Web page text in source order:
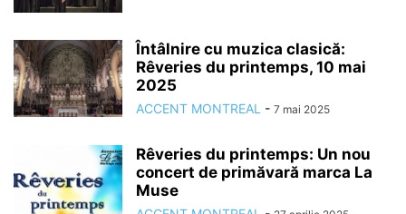
Întâlnire cu muzica clasică:
Rêveries du printemps, 10 mai
2025
ACCENT MONTREAL - 7 mai 2025
Rêveries du printemps: Un nou
concert de primăvară marca La
Muse